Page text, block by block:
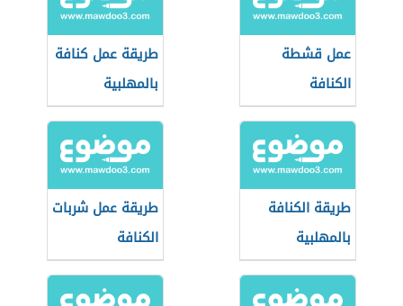
عمل قشطة
الكنافة
طريقة عمل كنافة
بالمهلبية
طريقة الكنافة
بالمهلبية
طريقة عمل شربات
الكنافة